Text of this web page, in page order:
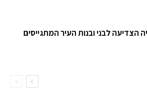
הצדיעה לבני ובנות העיר המתגייסים